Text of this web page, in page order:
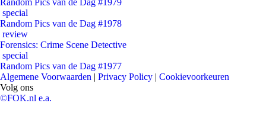
Random Pics van de Dag #1979
special
Random Pics van de Dag #1978
review
Forensics: Crime Scene Detective
special
Random Pics van de Dag #1977
Algemene Voorwaarden | Privacy Policy | Cookievoorkeuren
Volg ons
©FOK.nl e.a.